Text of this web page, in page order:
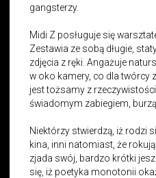
gangsterzy.
Midi Z posługuje się
Zestawia ze sobą długie,
zdjęcia z ręki. Angażuje
w oko kamery, co dla twórcy
jest tożsamy z
świadomym zabiegiem,
Niektórzy stwierdzą, iż rodzi
kina, inni natomiast, że
zjada swój, bardzo krótki
się, iż poetyka monotonii